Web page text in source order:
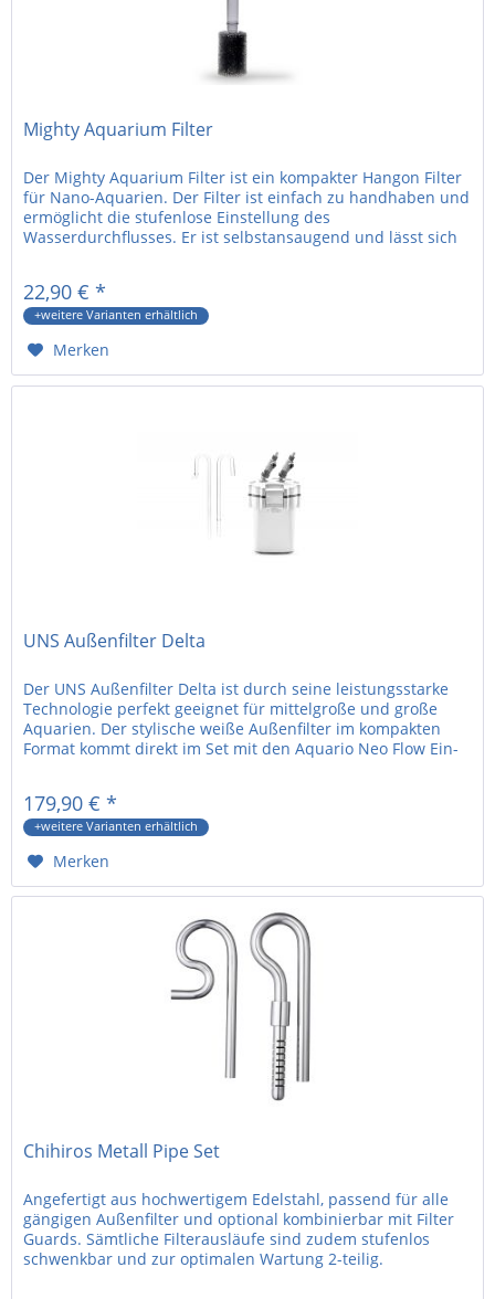
Mighty Aquarium Filter
Der Mighty Aquarium Filter ist ein kompakter Hangon Filter
für Nano-Aquarien. Der Filter ist einfach zu handhaben und
ermöglicht die stufenlose Einstellung des
Wasserdurchflusses. Er ist selbstansaugend und lässt sich
22,90 € *
+weitere Varianten erhältlich
Merken
UNS Außenfilter Delta
Der UNS Außenfilter Delta ist durch seine leistungsstarke
Technologie perfekt geeignet für mittelgroße und große
Aquarien. Der stylische weiße Außenfilter im kompakten
Format kommt direkt im Set mit den Aquario Neo Flow Ein-
179,90 € *
+weitere Varianten erhältlich
Merken
Chihiros Metall Pipe Set
Angefertigt aus hochwertigem Edelstahl, passend für alle
gängigen Außenfilter und optional kombinierbar mit Filter
Guards. Sämtliche Filterausläufe sind zudem stufenlos
schwenkbar und zur optimalen Wartung 2-teilig.